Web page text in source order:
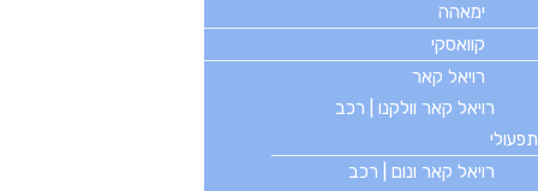
בטלפון
077-2312000
ימאהה
קוואסקי
רויאל קאר
רויאל קאר וולקנו | רכב
תפעולי
רויאל קאר ונום | רכב